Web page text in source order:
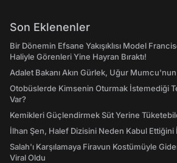
Son Eklenenler
Bir Dönemin Efsane Yakışıklısı Model
Haliyle Görenleri Yine Hayran Bıraktı!
Adalet Bakanı Akın Gürlek, Uğur
Otobüslerde Kimsenin Oturmak İstemediği
Var?
Kemikleri Güçlendirmek Süt Yerine
İlhan Şen, Halef Dizisini Neden Kabul Ettiğini
Salah'ı Karşılamaya Firavun Kostümüyle
Viral Oldu